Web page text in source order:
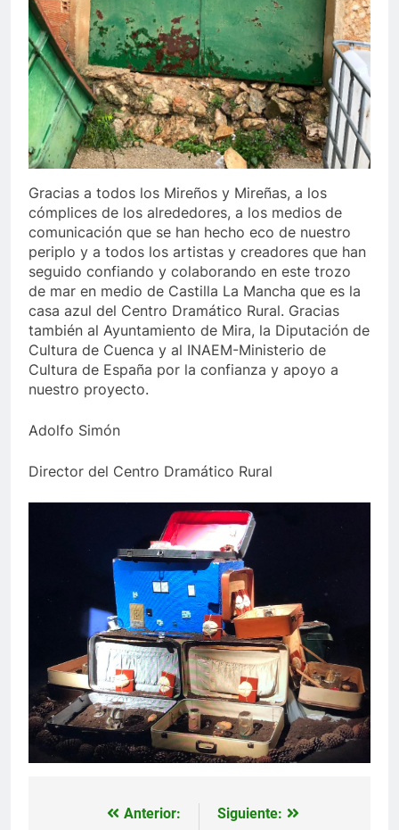
Gracias a todos los Mireños y Mireñas, a los
cómplices de los alrededores, a los medios de
comunicación que se han hecho eco de nuestro
periplo y a todos los artistas y creadores que han
seguido confiando y colaborando en este trozo
de mar en medio de Castilla La Mancha que es la
casa azul del Centro Dramático Rural. Gracias
también al Ayuntamiento de Mira, la Diputación de
Cultura de Cuenca y al INAEM-Ministerio de
Cultura de España por la confianza y apoyo a
nuestro proyecto.
Adolfo Simón
Director del Centro Dramático Rural
Navegación
Anterior:
Siguiente: